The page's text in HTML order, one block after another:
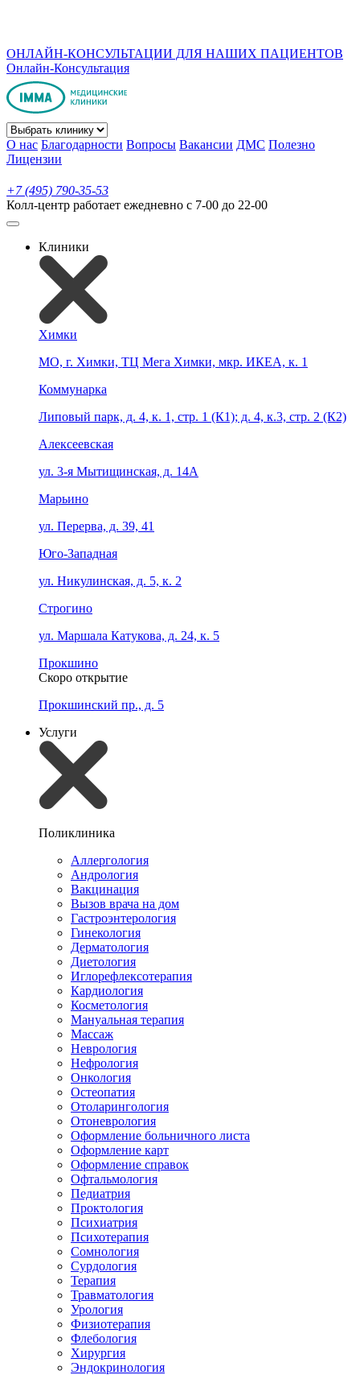
ОНЛАЙН-КОНСУЛЬТАЦИИ ДЛЯ НАШИХ ПАЦИЕНТОВ
Онлайн-Консультация
О нас Благодарности Вопросы Вакансии ДМС Полезно
Лицензии
+7 (495) 790-35-53
Колл-центр работает ежедневно с 7-00 до 22-00
Клиники
Химки
МО, г. Химки, ТЦ Мега Химки, мкр. ИКЕА, к. 1
Коммунарка
Липовый парк, д. 4, к. 1, стр. 1 (К1); д. 4, к.3, стр. 2 (К2)
Алексеевская
ул. 3-я Мытищинская, д. 14А
Марьино
ул. Перерва, д. 39, 41
Юго-Западная
ул. Никулинская, д. 5, к. 2
Строгино
ул. Маршала Катукова, д. 24, к. 5
Прокшино
Скоро открытие
Прокшинский пр., д. 5
Услуги
Поликлиника
Аллергология
Андрология
Вакцинация
Вызов врача на дом
Гастроэнтерология
Гинекология
Дерматология
Диетология
Иглорефлексотерапия
Кардиология
Косметология
Мануальная терапия
Массаж
Неврология
Нефрология
Онкология
Остеопатия
Отоларингология
Отоневрология
Оформление больничного листа
Оформление карт
Оформление справок
Офтальмология
Педиатрия
Проктология
Психиатрия
Психотерапия
Сомнология
Сурдология
Терапия
Травматология
Урология
Физиотерапия
Флебология
Хирургия
Эндокринология